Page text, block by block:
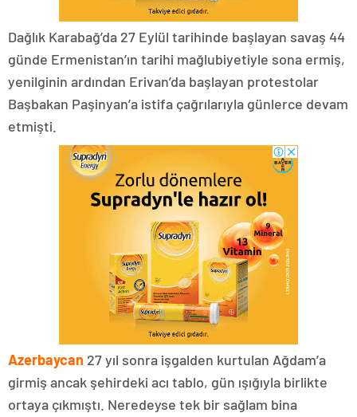
Dağlık Karabağ’da 27 Eylül tarihinde başlayan savaş 44
günde Ermenistan’ın tarihi mağlubiyetiyle sona ermiş,
yenilginin ardından Erivan’da başlayan protestolar
Başbakan Paşinyan’a istifa çağrılarıyla günlerce devam
etmişti.
Azerbaycan 27 yıl sonra işgalden kurtulan Ağdam’a
girmiş ancak şehirdeki acı tablo, gün ışığıyla birlikte
ortaya çıkmıştı. Neredeyse tek bir sağlam bina